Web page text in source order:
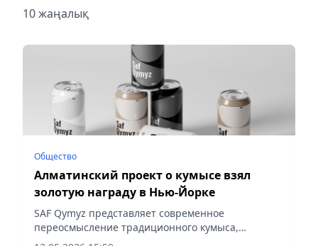
10 жаңалық
Общество
Алматинский проект о кумысе взял
золотую награду в Нью-Йорке
SAF Qymyz представляет современное
переосмысление традиционного кумыса,
сообщает vecher.kz.